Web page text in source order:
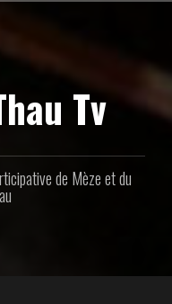
Tv
de Mèze et du